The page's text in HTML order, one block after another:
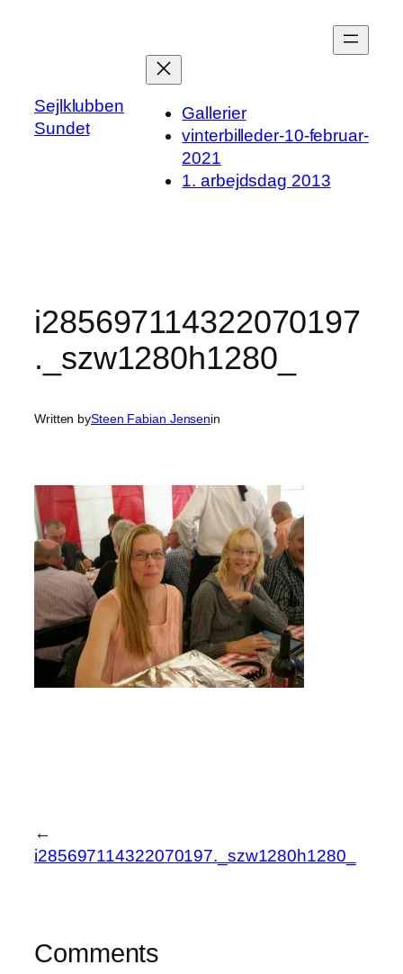
Sejlklubben
Sundet
Gallerier
vinterbilleder-10-februar-
2021
1. arbejdsdag 2013
i285697114322070197
._szw1280h1280_
Written bySteen Fabian Jensenin
←
i285697114322070197._szw1280h1280_
Comments